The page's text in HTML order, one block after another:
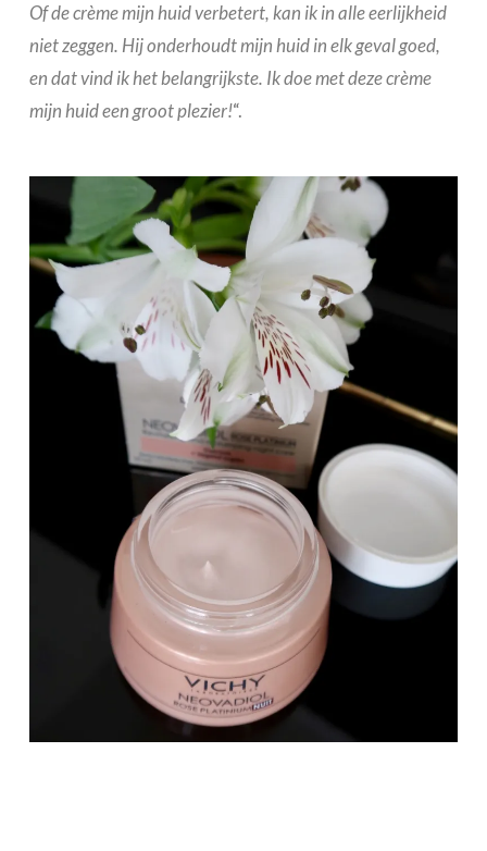
Of de crème mijn huid verbetert, kan ik in alle eerlijkheid
niet zeggen. Hij onderhoudt mijn huid in elk geval goed,
en dat vind ik het belangrijkste. Ik doe met deze crème
mijn huid een groot plezier!“.